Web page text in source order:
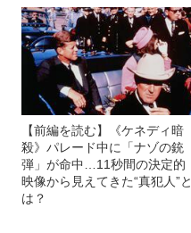
【前編を読む】《ケネディ暗
殺》パレード中に「ナゾの銃
弾」が命中…11秒間の決定的
映像から見えてきた“真犯人”と
は？